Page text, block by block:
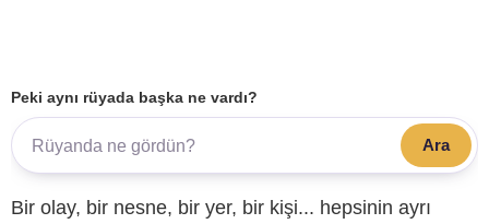
Peki aynı rüyada başka ne vardı?
Ara
Bir olay, bir nesne, bir yer, bir kişi... hepsinin ayrı